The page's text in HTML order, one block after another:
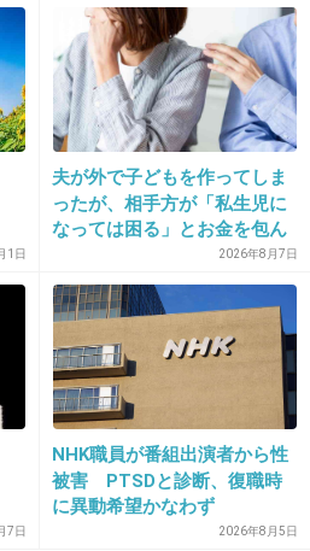
+410 -16
‼
+171
1日
夫が外で子どもを作ってしま
ったが、相手方が「私生児に
なっては困る」とお金を包ん
で頭を下げに来ても応じず、
晩年まで離婚に応じなかった
親戚の話→「一生復讐にな
る」「これ本人幸せなの？」
2026年8月7日
7日
NHK職員が番組出演者から性
被害 PTSDと診断、復職時
に異動希望かなわず
2026年8月5日